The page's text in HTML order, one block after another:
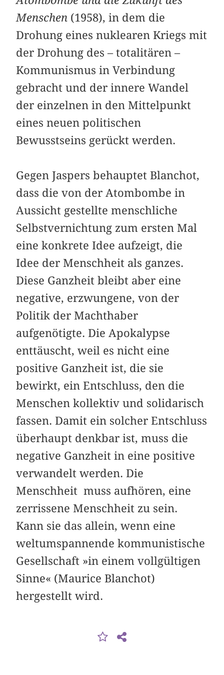
Menschen (1958), in dem die
Drohung eines nuklearen Kriegs mit
der Drohung des – totalitären –
Kommunismus in Verbindung
gebracht und der innere Wandel
der einzelnen in den Mittelpunkt
eines neuen politischen
Bewusstseins gerückt werden.
Gegen Jaspers behauptet Blanchot,
dass die von der Atombombe in
Aussicht gestellte menschliche
Selbstvernichtung zum ersten Mal
eine konkrete Idee aufzeigt, die
Idee der Menschheit als ganzes.
Diese Ganzheit bleibt aber eine
negative, erzwungene, von der
Politik der Machthaber
aufgenötigte. Die Apokalypse
enttäuscht, weil es nicht eine
positive Ganzheit ist, die sie
bewirkt, ein Entschluss, den die
Menschen kollektiv und solidarisch
fassen. Damit ein solcher Entschluss
überhaupt denkbar ist, muss die
negative Ganzheit in eine positive
verwandelt werden. Die
Menschheit muss aufhören, eine
zerrissene Menschheit zu sein.
Kann sie das allein, wenn eine
weltumspannende kommunistische
Gesellschaft »in einem vollgültigen
Sinne« (Maurice Blanchot)
hergestellt wird.